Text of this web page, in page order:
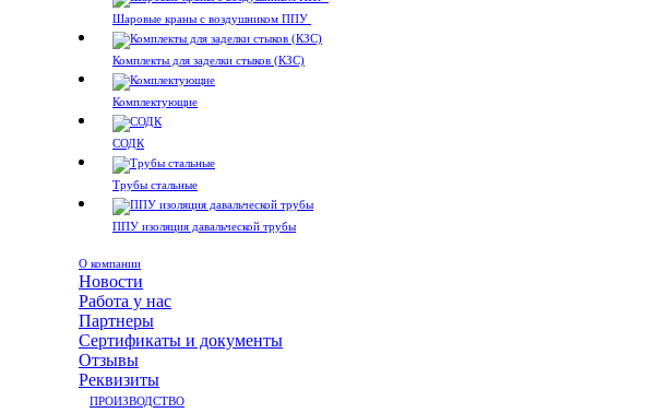
Шаровые краны с воздушником ППУ
Комплекты для заделки стыков (КЗС)
Комплектующие
СОДК
Трубы стальные
ППУ изоляция давальческой трубы
О компании
Новости
Работа у нас
Партнеры
Сертификаты и документы
Отзывы
Реквизиты
ПРОИЗВОДСТВО